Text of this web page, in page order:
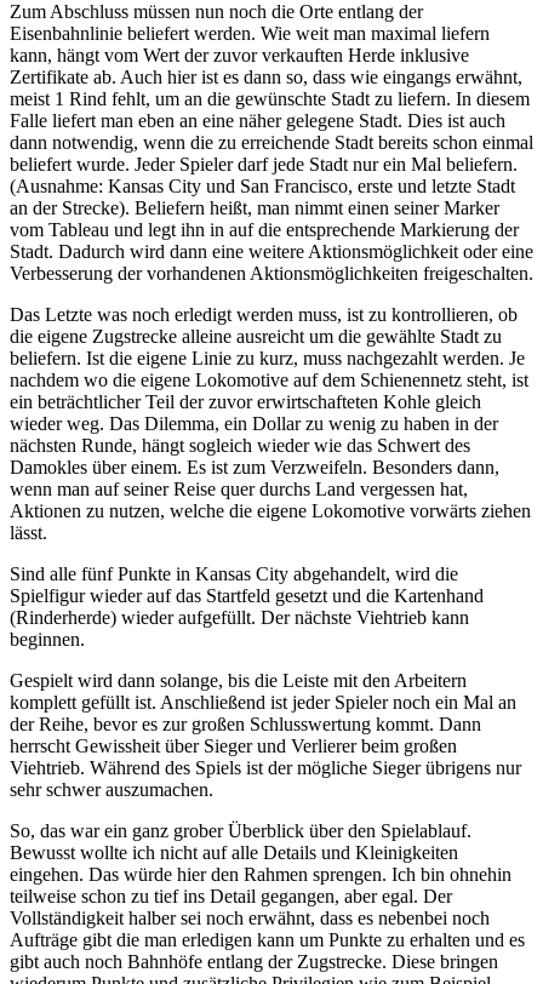
Zum Abschluss müssen nun noch die Orte entlang der
Eisenbahnlinie beliefert werden. Wie weit man maximal liefern
kann, hängt vom Wert der zuvor verkauften Herde inklusive
Zertifikate ab. Auch hier ist es dann so, dass wie eingangs erwähnt,
meist 1 Rind fehlt, um an die gewünschte Stadt zu liefern. In diesem
Falle liefert man eben an eine näher gelegene Stadt. Dies ist auch
dann notwendig, wenn die zu erreichende Stadt bereits schon einmal
beliefert wurde. Jeder Spieler darf jede Stadt nur ein Mal beliefern.
(Ausnahme: Kansas City und San Francisco, erste und letzte Stadt
an der Strecke). Beliefern heißt, man nimmt einen seiner Marker
vom Tableau und legt ihn in auf die entsprechende Markierung der
Stadt. Dadurch wird dann eine weitere Aktionsmöglichkeit oder eine
Verbesserung der vorhandenen Aktionsmöglichkeiten freigeschalten.
Das Letzte was noch erledigt werden muss, ist zu kontrollieren, ob
die eigene Zugstrecke alleine ausreicht um die gewählte Stadt zu
beliefern. Ist die eigene Linie zu kurz, muss nachgezahlt werden. Je
nachdem wo die eigene Lokomotive auf dem Schienennetz steht, ist
ein beträchtlicher Teil der zuvor erwirtschafteten Kohle gleich
wieder weg. Das Dilemma, ein Dollar zu wenig zu haben in der
nächsten Runde, hängt sogleich wieder wie das Schwert des
Damokles über einem. Es ist zum Verzweifeln. Besonders dann,
wenn man auf seiner Reise quer durchs Land vergessen hat,
Aktionen zu nutzen, welche die eigene Lokomotive vorwärts ziehen
lässt.
Sind alle fünf Punkte in Kansas City abgehandelt, wird die
Spielfigur wieder auf das Startfeld gesetzt und die Kartenhand
(Rinderherde) wieder aufgefüllt. Der nächste Viehtrieb kann
beginnen.
Gespielt wird dann solange, bis die Leiste mit den Arbeitern
komplett gefüllt ist. Anschließend ist jeder Spieler noch ein Mal an
der Reihe, bevor es zur großen Schlusswertung kommt. Dann
herrscht Gewissheit über Sieger und Verlierer beim großen
Viehtrieb. Während des Spiels ist der mögliche Sieger übrigens nur
sehr schwer auszumachen.
So, das war ein ganz grober Überblick über den Spielablauf.
Bewusst wollte ich nicht auf alle Details und Kleinigkeiten
eingehen. Das würde hier den Rahmen sprengen. Ich bin ohnehin
teilweise schon zu tief ins Detail gegangen, aber egal. Der
Vollständigkeit halber sei noch erwähnt, dass es nebenbei noch
Aufträge gibt die man erledigen kann um Punkte zu erhalten und es
gibt auch noch Bahnhöfe entlang der Zugstrecke. Diese bringen